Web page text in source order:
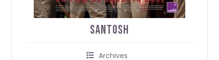
Santosh
Archives